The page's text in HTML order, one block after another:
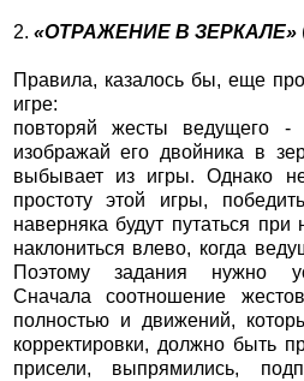
2. «ОТРАЖЕНИЕ В ЗЕРКАЛЕ»
Правила, казалось бы, еще
игре:
повторяй жесты ведущего
изображай его двойника в
выбывает из игры. Однако
простоту этой игры,
наверняка будут путаться при
наклониться влево, когда
Поэтому задания нужно
Сначала соотношение
полностью и движений,
корректировки, должно быть
присели, выпрямились,